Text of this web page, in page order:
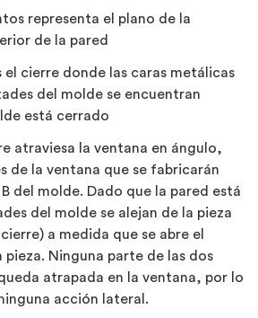
representa el plano de la
de la pared
el cierre donde las caras metálicas
del molde se encuentran
está cerrado
atraviesa la ventana en ángulo,
de la ventana que se fabricarán
del molde. Dado que la pared está
del molde se alejan de la pieza
a medida que se abre el
pieza. Ninguna parte de las dos
atrapada en la ventana, por lo
acción lateral.